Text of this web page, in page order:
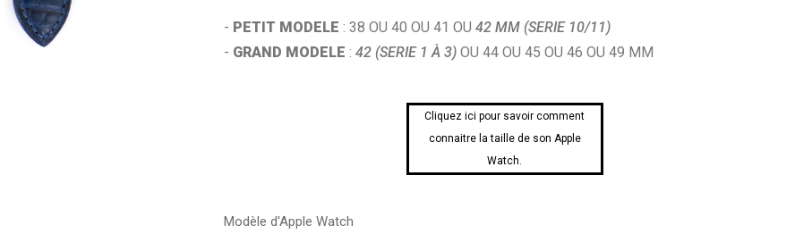
- PETIT MODELE : 38 OU 40 OU 41 OU 42 MM (SERIE 10/11)
- GRAND MODELE : 42 (SERIE 1 À 3) OU 44 OU 45 OU 46 OU 49 MM
Cliquez ici pour savoir comment
connaitre la taille de son Apple
Watch.
Modèle d'Apple Watch